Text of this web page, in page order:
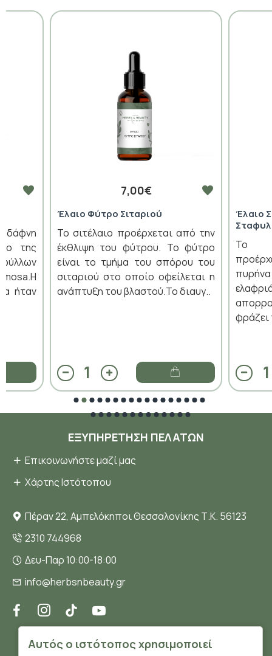
της
ήταν
7,00€
Έλαιο Φύτρο Σιταριού
Το σιτέλαιο προέρχεται από την
έκθλιψη του φύτρου. Το φύτρο
είναι το τμήμα του σπόρου του
σιταριού στο οποίο οφείλεται η
ανάπτυξη του βλαστού.Το διαυγ..
Έλαιο
Το
φράζει
ΕΞΥΠΗΡΈΤΗΣΗ ΠΕΛΑΤΏΝ
Επικοινωνήστε μαζί μας
Χάρτης Ιστότοπου
Πέραν 22, Αμπελόκηποι Θεσσαλονίκης Τ.Κ. 56123
2310 744968
Δευ-Παρ 10:00-18:00
info@herbsnbeauty.gr
ΠΛΗΡΟΦΟΡΊΕΣ
Αυτός ο ιστότοπος χρησιμοποιεί